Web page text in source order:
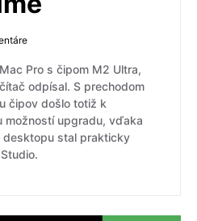
Pro s čipom M2 Ultra,
odpísal. S prechodom
čipov došlo totiž k
možností upgradu, vďaka
desktopu stal prakticky